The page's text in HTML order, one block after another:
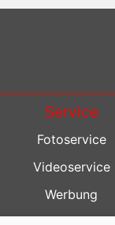
Service
Fotoservice
Videoservice
Werbung